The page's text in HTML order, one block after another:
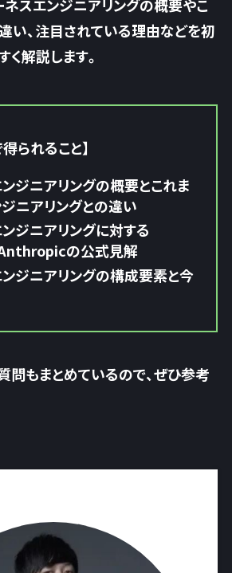
ネスエンジニアリングの概要やこ
い、注目されている理由などを初
解説します。
られること】
ジニアリングの概要とこれま
ニアリングとの違い
ジニアリングに対する
の公式見解
ジニアリングの構成要素と今
問もまとめているので、ぜひ参考